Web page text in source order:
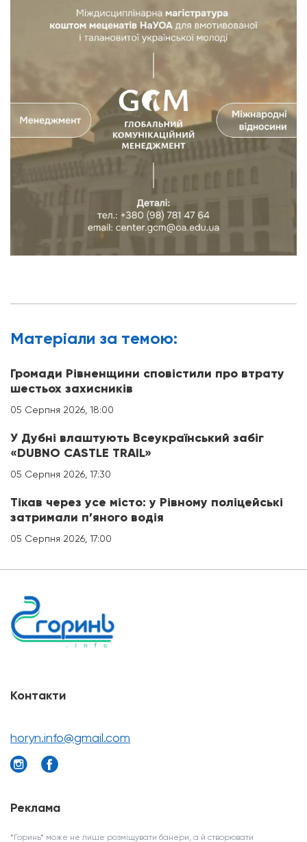
Матерiали за темою:
Громади Рівненщини сповістили про втрату
шестьох захисників
05 Серпня 2026, 18:00
У Дубні влаштують Всеукраїнський забіг
«DUBNO CASTLE TRAIL»
05 Серпня 2026, 17:30
Тікав через усе місто: у Рівному поліцейські
затримали п’яного водія
05 Серпня 2026, 17:00
Контакти
horyn.info@gmail.com
Реклама
*Горинь* може не лише розміщувати банери, а й створювати